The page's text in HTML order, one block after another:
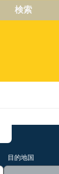
検索
目的地国